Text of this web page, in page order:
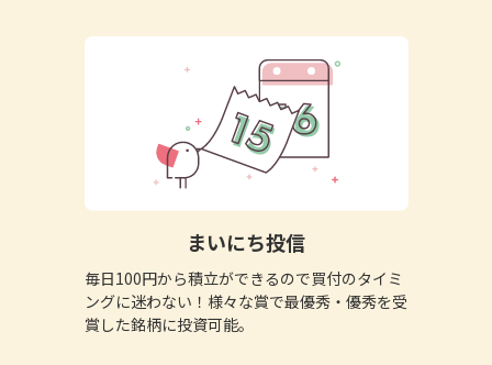
まいにち投信
毎日100円から積立ができるので買付のタイミ
ングに迷わない！様々な賞で最優秀・優秀を受
賞した銘柄に投資可能。